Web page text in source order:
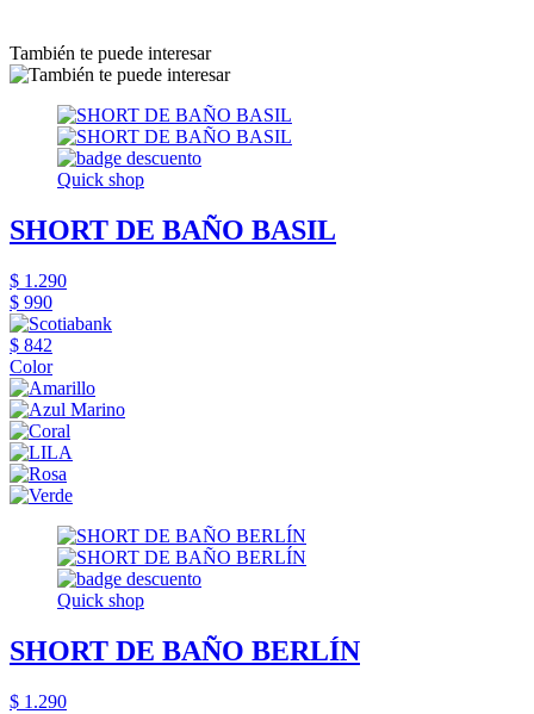
También te puede interesar
Quick shop
SHORT DE BAÑO BASIL
$ 1.290
$ 990
$ 842
Color
Quick shop
SHORT DE BAÑO BERLÍN
$ 1.290